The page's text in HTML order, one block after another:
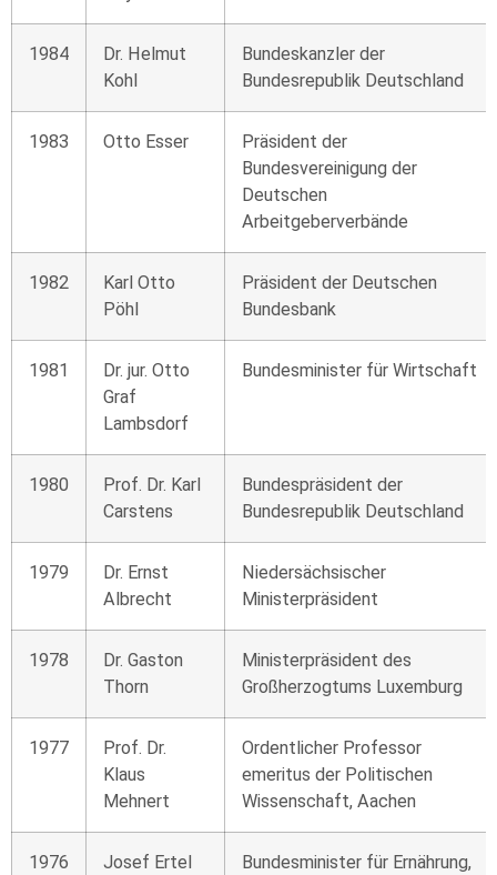
1984
Dr. Helmut
Kohl
Bundeskanzler der
Bundesrepublik Deutschland
1983 Otto Esser
Präsident der
Bundesvereinigung der
Deutschen
Arbeitgeberverbände
1982
Karl Otto
Pöhl
Präsident der Deutschen
Bundesbank
1981
Dr. jur. Otto
Graf
Lambsdorf
Bundesminister für Wirtschaft
1980
Prof. Dr. Karl
Carstens
Bundespräsident der
Bundesrepublik Deutschland
1979
Dr. Ernst
Albrecht
Niedersächsischer
Ministerpräsident
1978
Dr. Gaston
Thorn
Ministerpräsident des
Großherzogtums Luxemburg
1977
Prof. Dr.
Klaus
Mehnert
Ordentlicher Professor
emeritus der Politischen
Wissenschaft, Aachen
1976 Josef Ertel
Bundesminister für Ernährung,